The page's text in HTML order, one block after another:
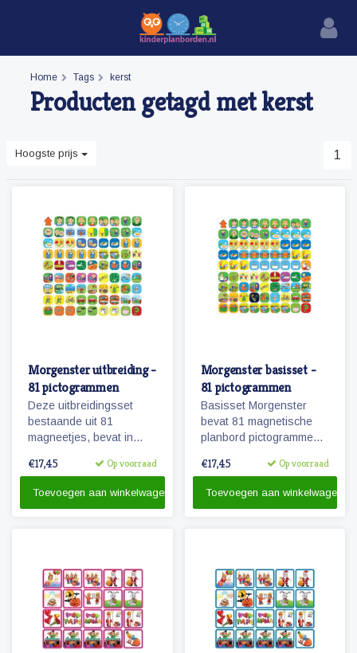
Home Tags kerst
Producten getagd met kerst
Hoogste prijs 1
Morgenster uitbreiding -
81 pictogrammen
Deze uitbreidingsset
bestaande uit 81
magneetjes, bevat in
basisset Morgenster, alle
serie en in een ruime
€17,45 Op voorraad
Toevoegen aan winkelwagen
Morgenster basisset -
81 pictogrammen
Basisset Morgenster
bevat 81 magnetische
planbord pictogrammen
planbord Morgenster.
€17,45 Op voorraad
Toevoegen aan winkelwagen